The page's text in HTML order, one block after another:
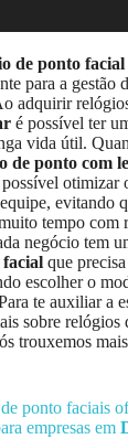
de ponto facial
para a gestão
adquirir
é possível ter
vida útil.
de ponto com
otimizar
evitando
tempo com
negócio tem
facial que
escolher o
te auxiliar a
sobre relógios
trouxemos
ponto faciais
empresas em